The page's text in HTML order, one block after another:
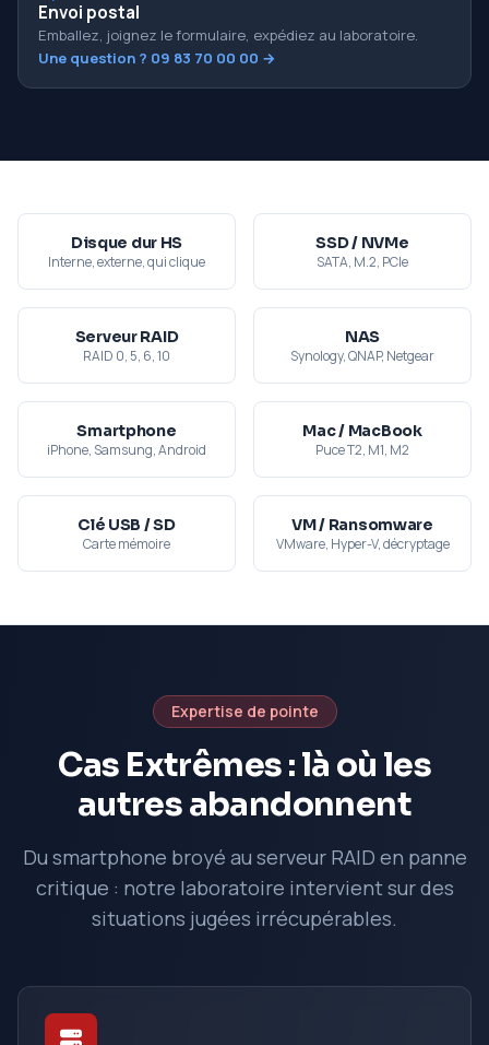
Envoi postal
Emballez, joignez le formulaire, expédiez au laboratoire.
Une question ? 09 83 70 00 00 →
Disque dur HS
Interne, externe, qui clique
SSD / NVMe
SATA, M.2, PCIe
Serveur RAID
RAID 0, 5, 6, 10
NAS
Synology, QNAP, Netgear
Smartphone
iPhone, Samsung, Android
Mac / MacBook
Puce T2, M1, M2
Clé USB / SD
Carte mémoire
VM / Ransomware
VMware, Hyper-V, décryptage
Expertise de pointe
Cas Extrêmes : là où les
autres abandonnent
Du smartphone broyé au serveur RAID en panne
critique : notre laboratoire intervient sur des
situations jugées irrécupérables.